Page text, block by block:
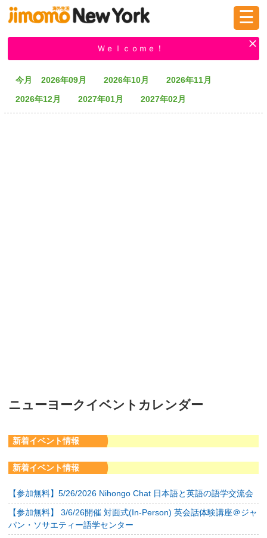
掲示板 タウン情報 教えて！
☰
Ｗｅｌｃｏｍｅ！
今月 2026年09月 2026年10月
2026年11月
2026年12月
2027年01月 2027年02月
ニューヨークイベントカレンダー
新着イベント情報
新着イベント情報
【参加無料】5/26/2026 Nihongo Chat 日本語と英語の語学交流会
【参加無料】 3/6/26開催 対面式(In-Person) 英会話体験講座＠ジャ
パン・ソサエティー語学センター